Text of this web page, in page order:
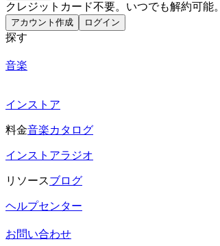
クレジットカード不要。いつでも解約可能。
アカウント作成 ログイン
探す
音楽
インストア
料金音楽カタログ
インストアラジオ
リソースブログ
ヘルプセンター
お問い合わせ